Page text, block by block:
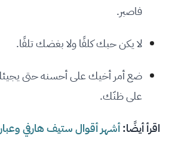
فاصبر.
لا يكن حبك كلفًا ولا بغضك تلفًا.
ضع أمر أخيك على أحسنه حتى
على ظنّك.
اقرأ أيضًا:أشهر أقوال ستيف هارفي